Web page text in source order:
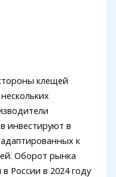
клещей
инвестируют в
к
Оборот рынка
России в 2024 году